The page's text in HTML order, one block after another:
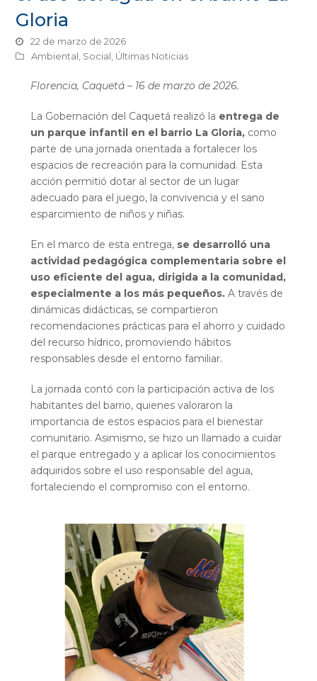
Gloria
22 de marzo de 2026
Ambiental Social Últimas Noticias
Florencia, Caquetá – 16 de marzo de 2026.
La Gobernación del Caquetá realizó la entrega de
un parque infantil en el barrio La Gloria,como
parte de una jornada orientada a fortalecer los
espacios de recreación para la comunidad. Esta
acción permitió dotar al sector de un lugar
adecuado para el juego, la convivencia y el sano
esparcimiento de niños y niñas.
En el marco de esta entrega, se desarrolló una
actividad pedagógica complementaria sobre el
uso eficiente del agua, dirigida a la comunidad,
especialmente a los más pequeños.A través de
dinámicas didácticas, se compartieron
recomendaciones prácticas para el ahorro y cuidado
del recurso hídrico, promoviendo hábitos
responsables desde el entorno familiar.
La jornada contó con la participación activa de los
habitantes del barrio, quienes valoraron la
importancia de estos espacios para el bienestar
comunitario. Asimismo, se hizo un llamado a cuidar
el parque entregado y a aplicar los conocimientos
adquiridos sobre el uso responsable del agua,
fortaleciendo el compromiso con el entorno.